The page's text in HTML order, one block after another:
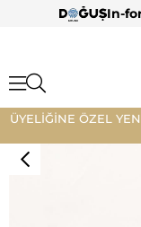
In-
ÜYELİĞİNE ÖZEL